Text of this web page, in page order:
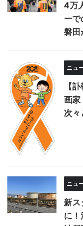
4万
ーで
磐田
ニュ
【
画家
次々
ニュ
新ス
に！